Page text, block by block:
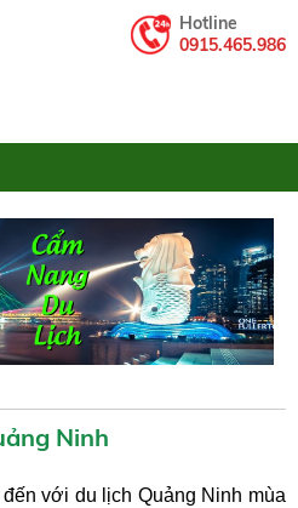
Hotline
0915.465.986
Ninh
với du lịch Quảng Ninh mùa